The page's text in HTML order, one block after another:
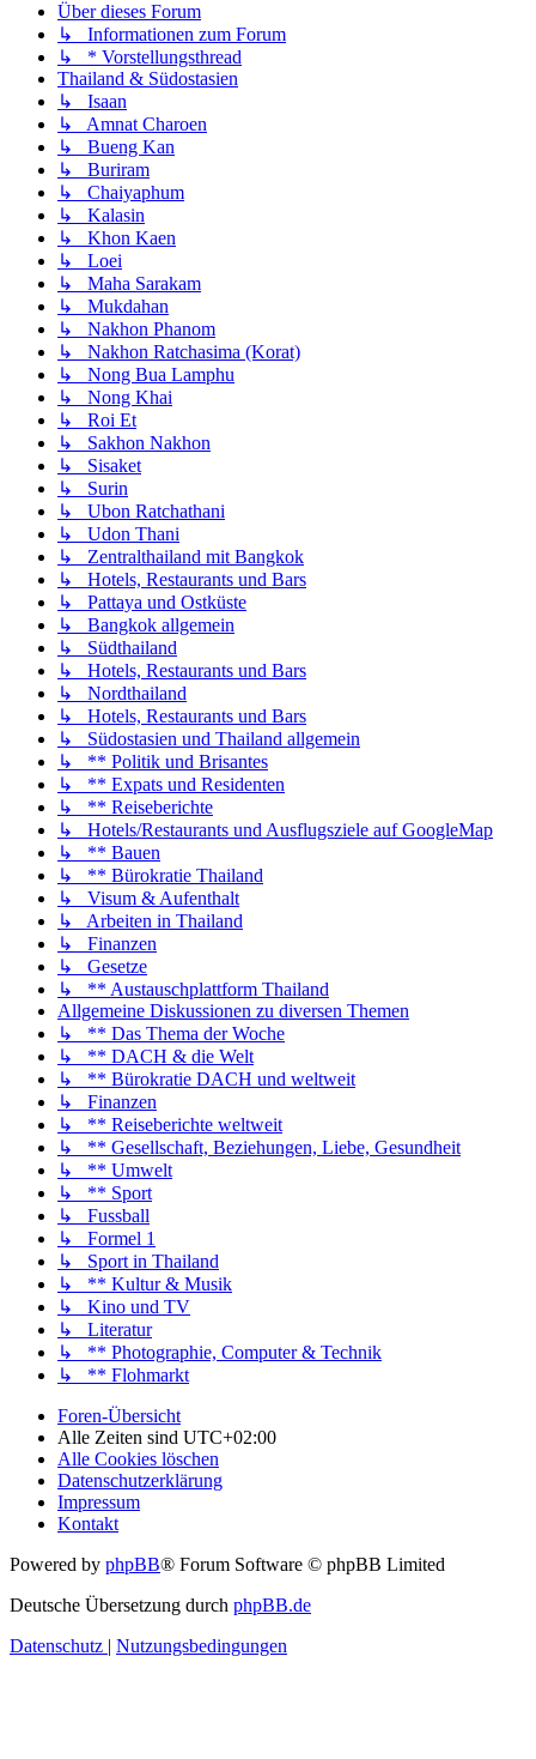
Über dieses Forum
↳ Informationen zum Forum
↳ * Vorstellungsthread
Thailand & Südostasien
↳ Isaan
↳ Amnat Charoen
↳ Bueng Kan
↳ Buriram
↳ Chaiyaphum
↳ Kalasin
↳ Khon Kaen
↳ Loei
↳ Maha Sarakam
↳ Mukdahan
↳ Nakhon Phanom
↳ Nakhon Ratchasima (Korat)
↳ Nong Bua Lamphu
↳ Nong Khai
↳ Roi Et
↳ Sakhon Nakhon
↳ Sisaket
↳ Surin
↳ Ubon Ratchathani
↳ Udon Thani
↳ Zentralthailand mit Bangkok
↳ Hotels, Restaurants und Bars
↳ Pattaya und Ostküste
↳ Bangkok allgemein
↳ Südthailand
↳ Hotels, Restaurants und Bars
↳ Nordthailand
↳ Hotels, Restaurants und Bars
↳ Südostasien und Thailand allgemein
↳ ** Politik und Brisantes
↳ ** Expats und Residenten
↳ ** Reiseberichte
↳ Hotels/Restaurants und Ausflugsziele auf GoogleMap
↳ ** Bauen
↳ ** Bürokratie Thailand
↳ Visum & Aufenthalt
↳ Arbeiten in Thailand
↳ Finanzen
↳ Gesetze
↳ ** Austauschplattform Thailand
Allgemeine Diskussionen zu diversen Themen
↳ ** Das Thema der Woche
↳ ** DACH & die Welt
↳ ** Bürokratie DACH und weltweit
↳ Finanzen
↳ ** Reiseberichte weltweit
↳ ** Gesellschaft, Beziehungen, Liebe, Gesundheit
↳ ** Umwelt
↳ ** Sport
↳ Fussball
↳ Formel 1
↳ Sport in Thailand
↳ ** Kultur & Musik
↳ Kino und TV
↳ Literatur
↳ ** Photographie, Computer & Technik
↳ ** Flohmarkt
Foren-Übersicht
Alle Zeiten sind UTC+02:00
Alle Cookies löschen
Datenschutzerklärung
Impressum
Kontakt
Powered by phpBB® Forum Software © phpBB Limited
Deutsche Übersetzung durch phpBB.de
Datenschutz | Nutzungsbedingungen